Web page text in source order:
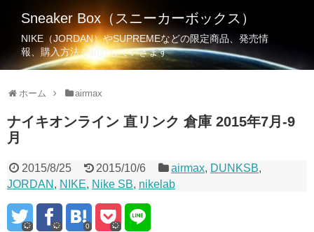
Sneaker Box（スニーカーボックス）
NIKE（JORDAN）やSUPREMEなどの限定商品、発売情
報、購入方法を紹介していきます
ホーム airmax
ナイキオンライン 直リンク 倉庫 2015年7月-9
月
2015/8/25 2015/10/6 airmax, DUNKSB,
JORDAN , NIKE, Nike SB, nikelab
0